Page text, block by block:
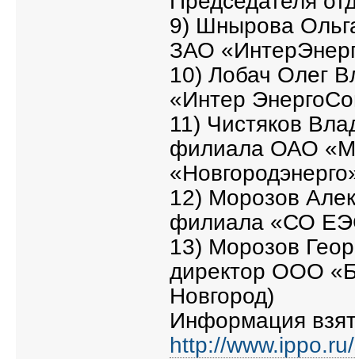
9) Шнырова
ЗАО
10) Лобач Олег
«Интер
11) Чистяков
филиала ОАО
12) Морозов
филиала «СО
13) Морозов
директор ООО
Новгород)
Информация
http://